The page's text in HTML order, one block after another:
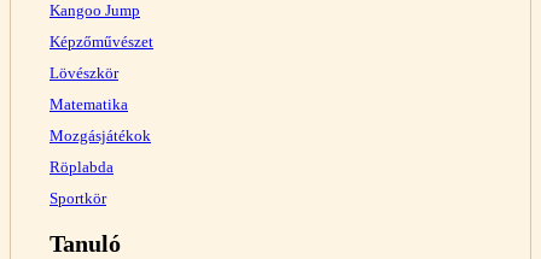
Kangoo Jump
Képzőművészet
Lövészkör
Matematika
Mozgásjátékok
Röplabda
Sportkör
Tanuló